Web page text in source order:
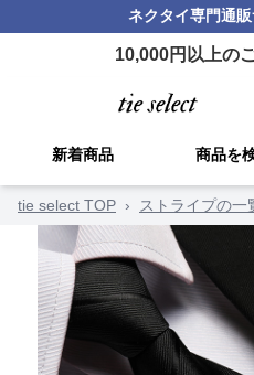
ネクタイ専門通販
10,000円以上の
新着商品 商品を
tie select TOP › ストライプの一